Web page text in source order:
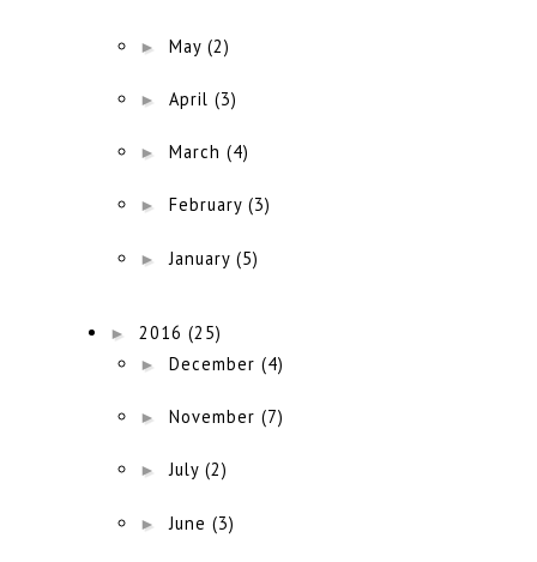
►May(2)
►April(3)
►March(4)
►February(3)
►January(5)
►2016(25)
►December(4)
►November(7)
►July(2)
►June(3)